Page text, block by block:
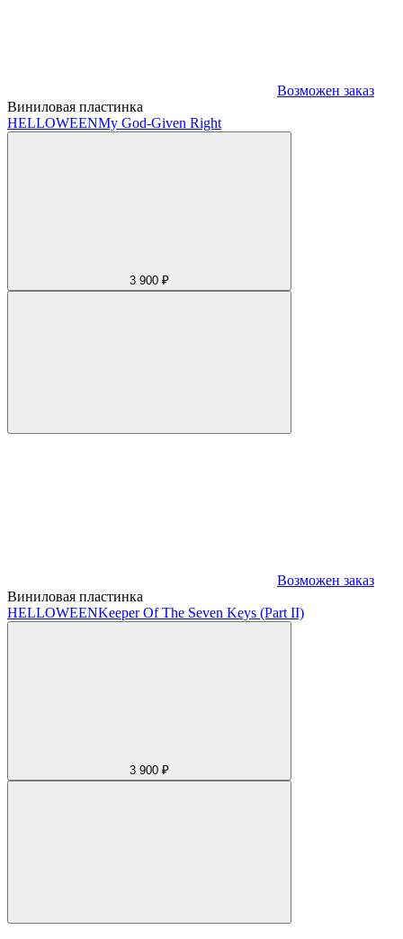
Возможен заказ
Виниловая пластинка
HELLOWEENMy God-Given Right
3 900 ₽
Возможен заказ
Виниловая пластинка
HELLOWEENKeeper Of The Seven Keys (Part II)
3 900 ₽